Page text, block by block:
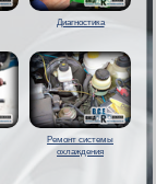
Диагностика
Ремонт системы
охлаждения